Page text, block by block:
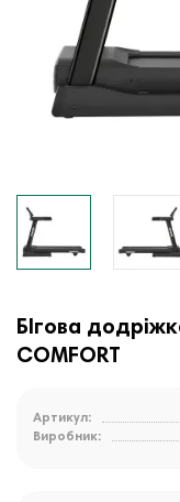
БІгова
COMFORT
Артикул:
Виробник: